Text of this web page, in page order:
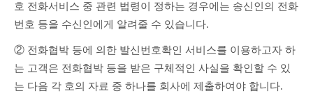
호 전화서비스 중 관련 법령이 정하는 경우에는 송신인의 전화
번호 등을 수신인에게 알려줄 수 있습니다.
② 전화협박 등에 의한 발신번호확인 서비스를 이용하고자 하
는 고객은 전화협박 등을 받은 구체적인 사실을 확인할 수 있
는 다음 각 호의 자료 중 하나를 회사에 제출하여야 합니다.